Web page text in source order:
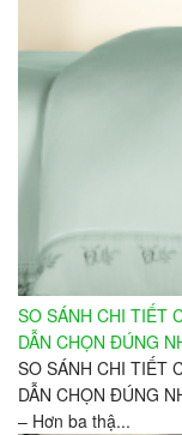
SO SÁNH CHI TIẾT
DẪN CHỌN ĐÚNG
SO SÁNH CHI TIẾT
DẪN CHỌN ĐÚNG
– Hơn ba thậ...